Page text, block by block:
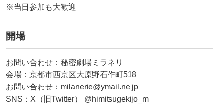
※当日参加も大歓迎
開場
お問い合わせ：秘密劇場ミラネリ
会場：京都市西京区大原野石作町518
お問い合わせ：milanerie@ymail.ne.jp
SNS：X（旧Twitter） @himitsugekijo_m